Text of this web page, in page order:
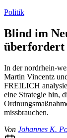
Politik
Blind im
überfordert
In der nordrhein-
Martin Vincentz
FREILICH
eine Strategie hin,
missbrauchen.
Von Johannes K.